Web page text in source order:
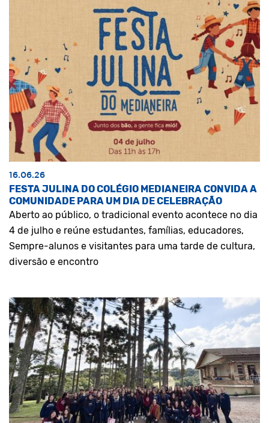
16.06.26
FESTA JULINA DO COLÉGIO MEDIANEIRA CONVIDA A
COMUNIDADE PARA UM DIA DE CELEBRAÇÃO
Aberto ao público, o tradicional evento acontece no dia
4 de julho e reúne estudantes, famílias, educadores,
Sempre-alunos e visitantes para uma tarde de cultura,
diversão e encontro